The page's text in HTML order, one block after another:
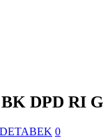
DPD RI
0